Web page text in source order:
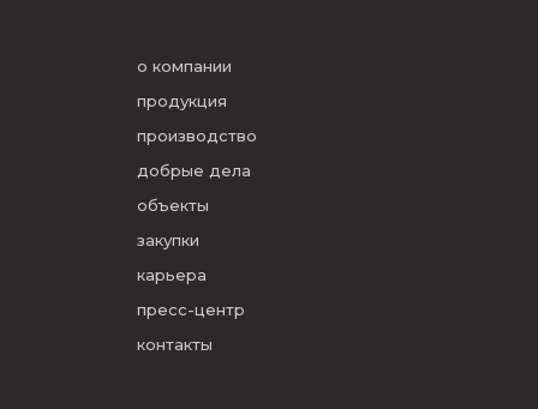
о компании
продукция
производство
добрые дела
объекты
закупки
карьера
пресс-центр
контакты